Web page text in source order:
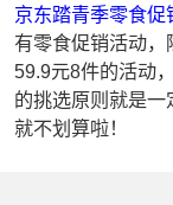
京东踏青季零食
有零食促销活动，
59.9元8件的活动
的挑选原则就是
就不划算啦！